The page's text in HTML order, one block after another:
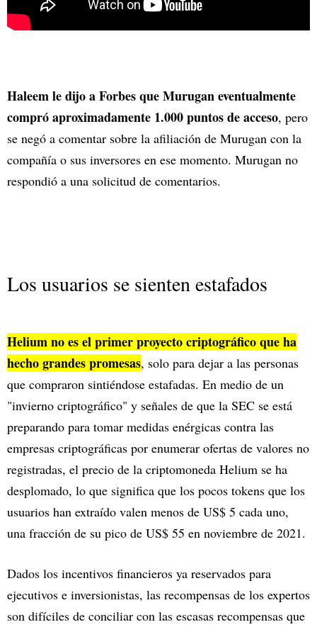
Haleem le dijo a Forbes que Murugan eventualmente
compró aproximadamente 1.000 puntos de acceso, pero
se negó a comentar sobre la afiliación de Murugan con la
compañía o sus inversores en ese momento. Murugan no
respondió a una solicitud de comentarios.
Los usuarios se sienten estafados
Helium no es el primer proyecto criptográfico que ha
hecho grandes promesas, solo para dejar a las personas
que compraron sintiéndose estafadas. En medio de un
"invierno criptográfico" y señales de que la SEC se está
preparando para tomar medidas enérgicas contra las
empresas criptográficas por enumerar ofertas de valores no
registradas, el precio de la criptomoneda Helium se ha
desplomado, lo que significa que los pocos tokens que los
usuarios han extraído valen menos de US$ 5 cada uno,
una fracción de su pico de US$ 55 en noviembre de 2021.
Dados los incentivos financieros ya reservados para
ejecutivos e inversionistas, las recompensas de los expertos
son difíciles de conciliar con las escasas recompensas que